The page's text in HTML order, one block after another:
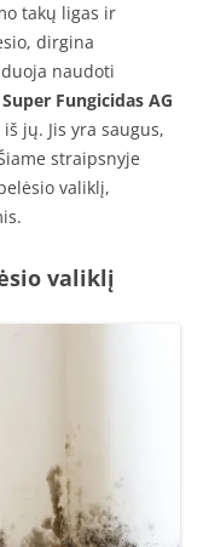
takų ligas ir
dirgina
naudoti
Super Fungicidas AG
jų. Jis yra saugus,
straipsnyje
valiklį,
valiklį